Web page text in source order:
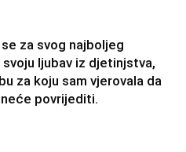
za svog najboljeg
ljubav iz djetinjstva,
za koju sam vjerovala da
povrijediti.